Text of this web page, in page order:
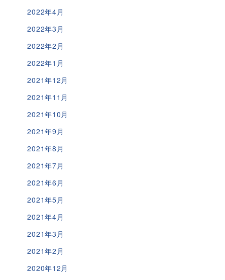
2022年4月
2022年3月
2022年2月
2022年1月
2021年12月
2021年11月
2021年10月
2021年9月
2021年8月
2021年7月
2021年6月
2021年5月
2021年4月
2021年3月
2021年2月
2020年12月